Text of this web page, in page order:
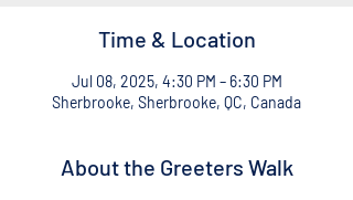
Time & Location
Jul 08, 2025, 4:30 PM – 6:30 PM
Sherbrooke, Sherbrooke, QC, Canada
About the Greeters Walk